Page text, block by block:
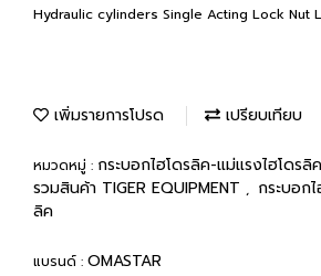
Hydraulic cylinders Single Acting Lock Nut
เพิ่มรายการโปรด เปรียบเทียบ
หมวดหมู่ : กระบอกไฮโดรลิค-แม่แรงไฮโดรลิค
รวมสินค้า TIGER EQUIPMENT , กระบอก
ลิค
แบรนด์ : OMASTAR